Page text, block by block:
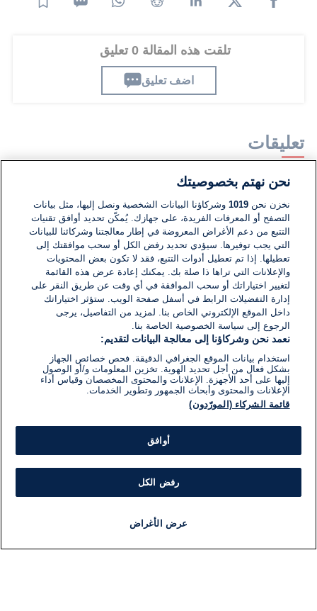
تلقت هذه المقالة 0 تعليق
اضف تعليق
تعليقات
لا توجد تعليقات مكتوبة حتى الآن. كن الأول!
اكتب تعليقًا جديدًا ...
نحن نهتم بخصوصيتك
نخزن نحن1019 وشركاؤنا البيانات الشخصية ونصل إليها، مثل بيانات
التصفح أو المعرفات الفريدة، على جهازك. يُمكّن تحديد أوافق تقنيات
التتبع من دعم الأغراض المعروضة في إطار معالجتنا وشركائنا للبيانات
التي يجب توفيرها. سيؤدي تحديد رفض الكل أو سحب موافقتك إلى
تعطيلها. إذا تم تعطيل أدوات التتبع، فقد لا تكون بعض المحتويات
والإعلانات التي تراها ذا صلة بك. يمكنك إعادة عرض هذه القائمة
لتغيير اختياراتك أو سحب الموافقة في أي وقت عن طريق النقر على
إدارة التفضيلات الرابط في أسفل صفحة الويب. ستؤثر اختياراتك
داخل الموقع الإلكتروني الخاص بنا. لمزيد من التفاصيل، يرجى
الرجوع إلى سياسة الخصوصية الخاصة بنا.
نعمد نحن وشركاؤنا إلى معالجة البيانات لتقديم:
استخدام بيانات الموقع الجغرافي الدقيقة. فحص خصائص الجهاز
بشكل فعال من أجل تحديد الهوية. تخزين المعلومات و/أو الوصول
إليها على أحد الأجهزة. الإعلانات والمحتوى المخصصان وقياس أداء
الإعلانات والمحتوى وأبحاث الجمهور وتطوير الخدمات.
قائمة الشركاء (المورّدون)
أوافق
رفض الكل
عرض الأغراض